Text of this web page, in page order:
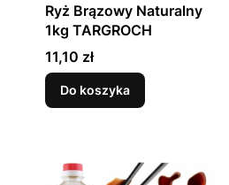
Ryż Brązowy Naturalny
1kg TARGROCH
Cena
11,10 zł
Do koszyka